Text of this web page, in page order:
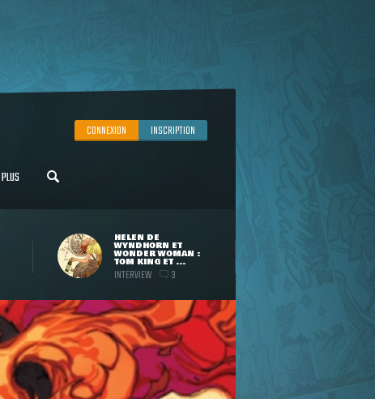
CONNEXION INSCRIPTION
PLUS
HELEN DE
WYNDHORN ET
WONDER WOMAN :
TOM KING ET ...
INTERVIEW 3